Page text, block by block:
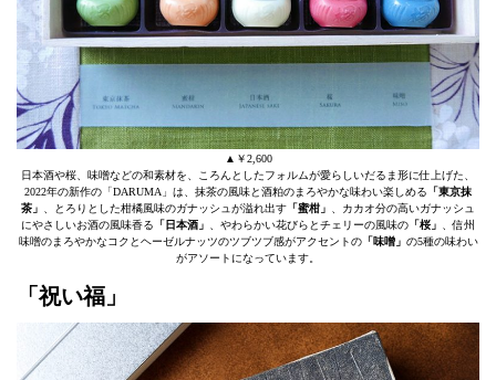
▲￥2,600
日本酒や桜、味噌などの和素材を、ころんとしたフォルムが愛らしいだるま形に仕上げた、
2022年の新作の「DARUMA」は、抹茶の風味と酒粕のまろやかな味わい楽しめる 「東京抹
茶」
、とろりとした柑橘風味のガナッシュが溢れ出す 「蜜柑」
、カカオ分の高いガナッシュ
にやさしいお酒の風味香る 「日本酒」 、やわらかい花びらとチェリーの風味の 「桜」
、信州
味噌のまろやかなコクとヘーゼルナッツのツブツブ感がアクセントの「味噌」 の5種の味わい
がアソートになっています。
「祝い福」